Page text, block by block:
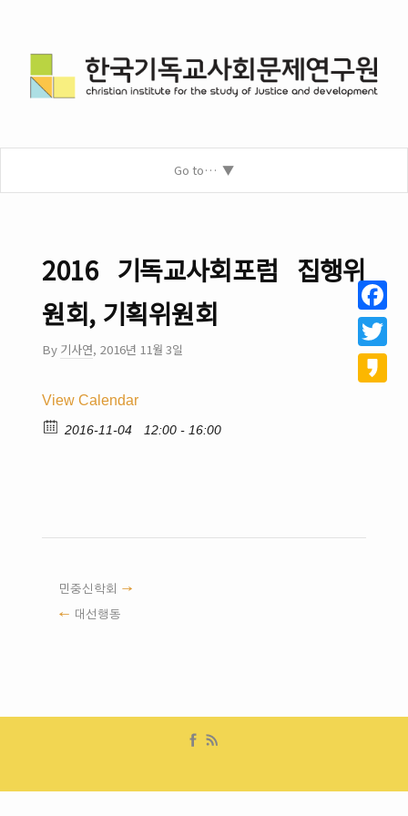
Go to…
2016 기독교사회포럼 집행위
원회, 기획위원회
By 기사연, 2016년 11월 3일
View Calendar
2016-11-04 12:00 - 16:00
민중신학회
대선행동
Twitter